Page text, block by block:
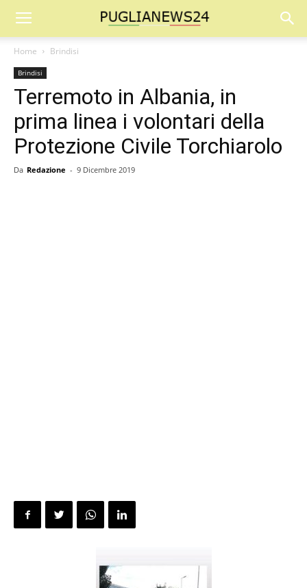
Home Brindisi
Brindisi
Terremoto in Albania, in
prima linea i volontari della
Protezione Civile Torchiarolo
Da Redazione - 9 Dicembre 2019